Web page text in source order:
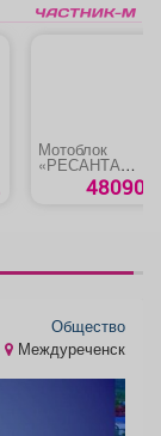
Мотоблок
«РЕСАНТА
МБ-7500-10»
48090
Общество
Междуреченск